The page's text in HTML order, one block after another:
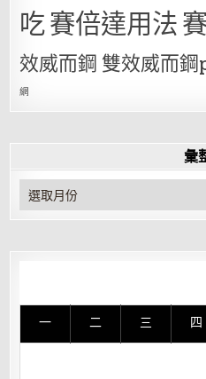
吃賽倍達用法
效威而鋼 雙效威而
網
彙
彙
整
一 二 三 四